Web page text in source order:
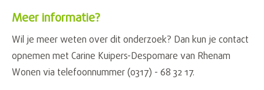
Meer informatie?
Wil je meer weten over dit onderzoek? Dan kun je contact
opnemen met Carine Kuipers-Despomare van Rhenam
Wonen via telefoonnummer (0317) - 68 32 17.